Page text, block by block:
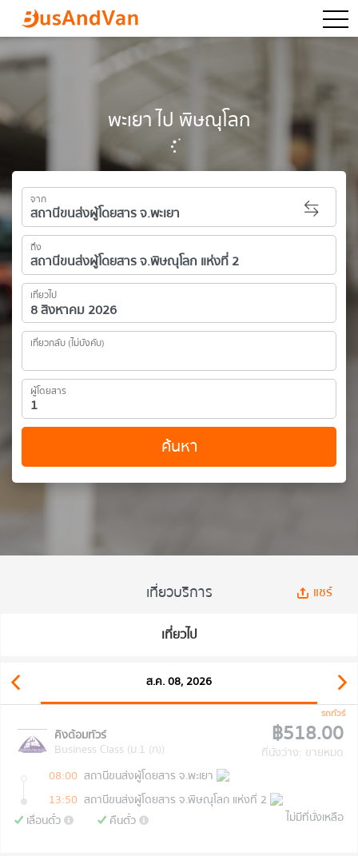
พะเยา ไป พิษณุโลก
จาก
ถึง
เที่ยวไป
เที่ยวกลับ (ไม่บังคับ)
ผู้โดยสาร
ค้นหา
เที่ยวบริการ แชร์
เที่ยวไป
ส.ค. 08, 2026
รถทัวร์
คิงด้อมทัวร์
Business Class (ม.1 (ก))
฿518.00
ที่นั่งว่าง: ขายหมด
08:00 สถานีขนส่งผู้โดยสาร จ.พะเยา
13:50 สถานีขนส่งผู้โดยสาร จ.พิษณุโลก แห่งที่ 2
เลื่อนตั๋ว
คืนตั๋ว ไม่มีที่นั่งเหลือ